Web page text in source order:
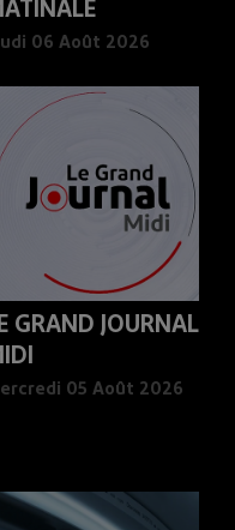
06 Août 2026
GRAND JOURNAL
05 Août 2026